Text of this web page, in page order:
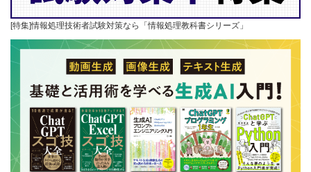
[特集]情報処理技術者試験対策なら「情報処理教科書シリーズ」